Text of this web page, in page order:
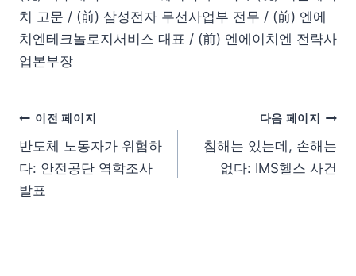
치 고문 / (前) 삼성전자 무선사업부 전무 / (前) 엔에
치엔테크놀로지서비스 대표 / (前) 엔에이치엔 전략사
업본부장
이전 페이지
반도체 노동자가 위험하
다: 안전공단 역학조사
발표
다음 페이지
침해는 있는데, 손해는
없다: IMS헬스 사건